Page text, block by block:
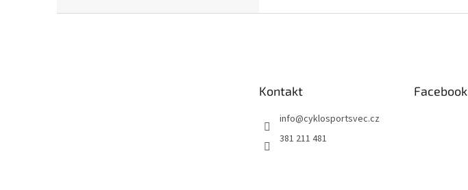
Kontakt
info@cyklosportsvec.cz
381 211 481
Facebook